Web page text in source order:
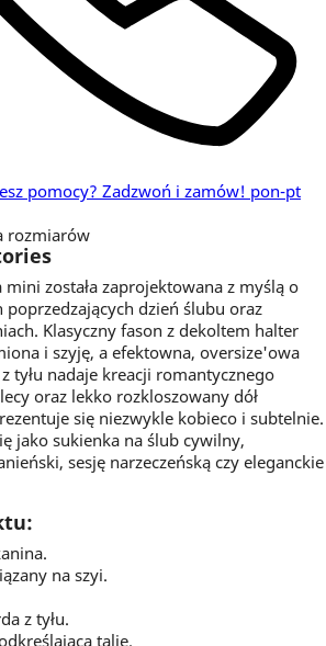
pomocy? Zadzwoń i zamów! pon-pt
rozmiarów
mini została zaprojektowana z myślą o
dzień ślubu oraz
Klasyczny fason z dekoltem halter
i szyję, a efektowna, oversize'owa
tyłu nadaje kreacji romantycznego
oraz lekko rozkloszowany dół
się niezwykle kobieco i subtelnie.
jako sukienka na ślub cywilny,
sesję narzeczeńską czy eleganckie
na szyi.
z tyłu.
talię.